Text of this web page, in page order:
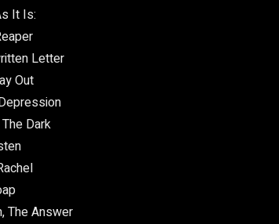
It Is:
Letter
Out
Dark
The Answer